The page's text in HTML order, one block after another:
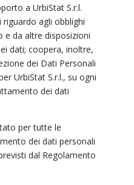
a UrbiStat S.r.l.
agli obblighi
e da altre disposizioni
dati; coopera, inoltre,
dei Dati Personali
UrbiStat S.r.l., su ogni
dei dati
per tutte le
dei dati personali
dal Regolamento